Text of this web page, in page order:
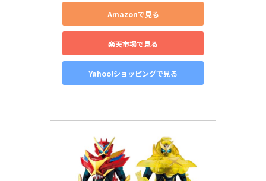
Amazonで見る
楽天市場で見る
Yahoo!ショッピングで見る